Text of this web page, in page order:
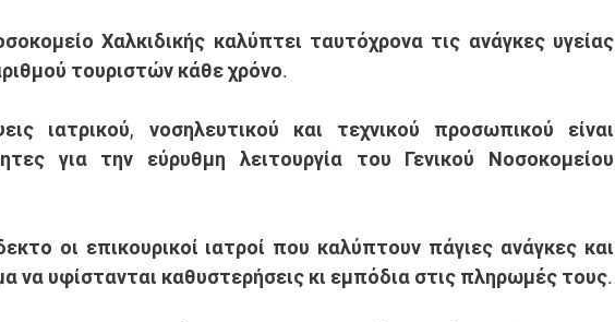
Χαλκιδικής καλύπτει ταυτόχρονα τις ανάγκες υγείας
τουριστών κάθε χρόνο.
ιατρικού, νοσηλευτικού και τεχνικού προσωπικού είναι
για την εύρυθμη λειτουργία του Γενικού Νοσοκομείου
οι επικουρικοί ιατροί που καλύπτουν πάγιες ανάγκες και